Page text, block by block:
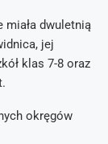
miała dwuletnią
jej
klas 7-8 oraz
okręgów